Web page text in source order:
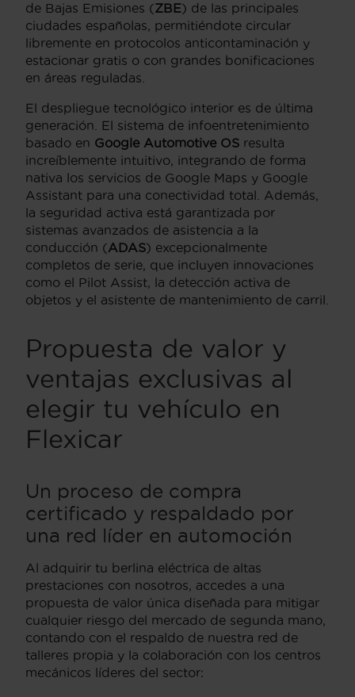
de Bajas Emisiones (ZBE) de las principales
ciudades españolas, permitiéndote circular
libremente en protocolos anticontaminación y
estacionar gratis o con grandes bonificaciones
en áreas reguladas.
El despliegue tecnológico interior es de última
generación. El sistema de infoentretenimiento
basado en Google Automotive OS resulta
increíblemente intuitivo, integrando de forma
nativa los servicios de Google Maps y Google
Assistant para una conectividad total. Además,
la seguridad activa está garantizada por
sistemas avanzados de asistencia a la
conducción (ADAS) excepcionalmente
completos de serie, que incluyen innovaciones
como el Pilot Assist, la detección activa de
objetos y el asistente de mantenimiento de carril.
Propuesta de valor y
ventajas exclusivas al
elegir tu vehículo en
Flexicar
Un proceso de compra
certificado y respaldado por
una red líder en automoción
Al adquirir tu berlina eléctrica de altas
prestaciones con nosotros, accedes a una
propuesta de valor única diseñada para mitigar
cualquier riesgo del mercado de segunda mano,
contando con el respaldo de nuestra red de
talleres propia y la colaboración con los centros
mecánicos líderes del sector: